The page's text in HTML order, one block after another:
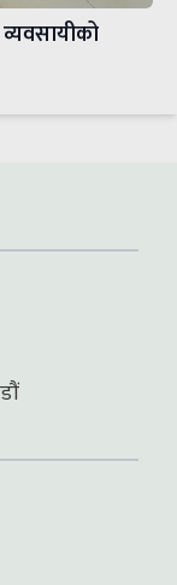
व्यवसायीको